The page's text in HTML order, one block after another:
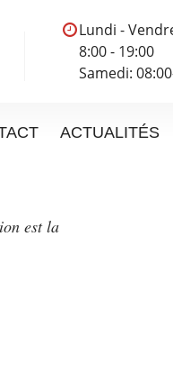
Lundi -
8:00 - 19:00
Samedi:
ACTUALITÉS
est la